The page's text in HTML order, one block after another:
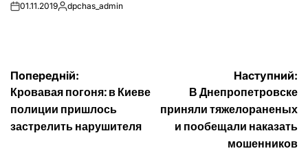
on01.11.2019Опубліковано
dpchas_admin
Навігація
записів
Попередній:
Кровавая погоня: в Киеве
полиции пришлось
застрелить нарушителя
Наступний:
В Днепропетровске
приняли тяжелораненых
и пообещали наказать
мошенников